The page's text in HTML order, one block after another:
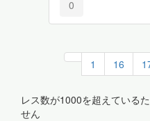
0
1 16
レス数が1000を超えている
せん